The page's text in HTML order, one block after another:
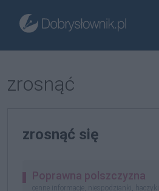
zrosnąć
zrosnąć się
Poprawna polszczyzna
cenne informacje, niespodzianki, haczyki